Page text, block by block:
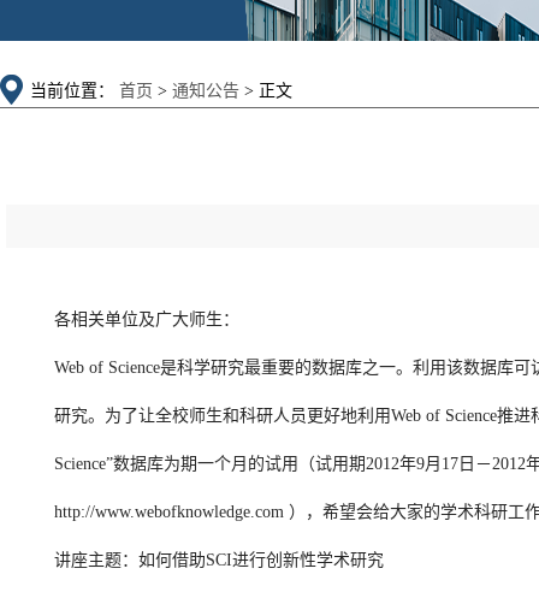
当前位置： 首页 > 通知公告 > 正文
各相关单位及广大师生：
Web of Science是科学研究最重要的数据库之一。利用该数据库
研究。为了让全校师生和科研人员更好地利用Web of Science推
Science”数据库为期一个月的试用（试用期2012年9月17日－2012
http://www.webofknowledge.com ），希望会给大家的学术科研工
讲座主题：如何借助SCI进行创新性学术研究